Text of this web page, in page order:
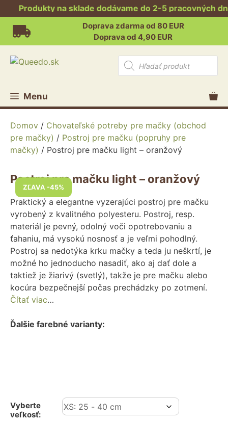
Produkty na sklade dodávame do 2-5 pracovných
Preskočiť
obsah
Doprava zdarma od 80 EUR
Doprava od 4,90 EUR
Products
search
Menu
Domov / Chovateľské potreby pre mačky (obchod
pre mačky) / Postroj pre mačku (popruhy pre
mačky) / Postroj pre mačku light – oranžový
ZĽAVA -45%
Postroj pre mačku light – oranžový
Praktický a elegantne vyzerajúci postroj pre mačku
vyrobený z kvalitného polyesteru. Postroj, resp.
materiál je pevný, odolný voči opotrebovaniu a
ťahaniu, má vysokú nosnosť a je veľmi pohodlný.
Postroj sa nedotýka krku mačky a teda ju neškrtí, je
možné ho jednoducho nasadiť, ako aj dať dole a
taktiež je žiarivý (svetlý), takže je pre mačku alebo
kocúra bezpečnejší počas prechádzky po zotmení.
Čítať viac…
Ďalšie farebné varianty:
Vyberte
veľkosť: